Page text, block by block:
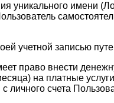
уникального имени
учетной записью
право внести
на платные
личного счета